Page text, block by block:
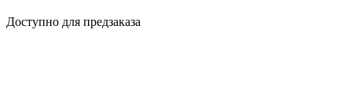
Доступно для предзаказа